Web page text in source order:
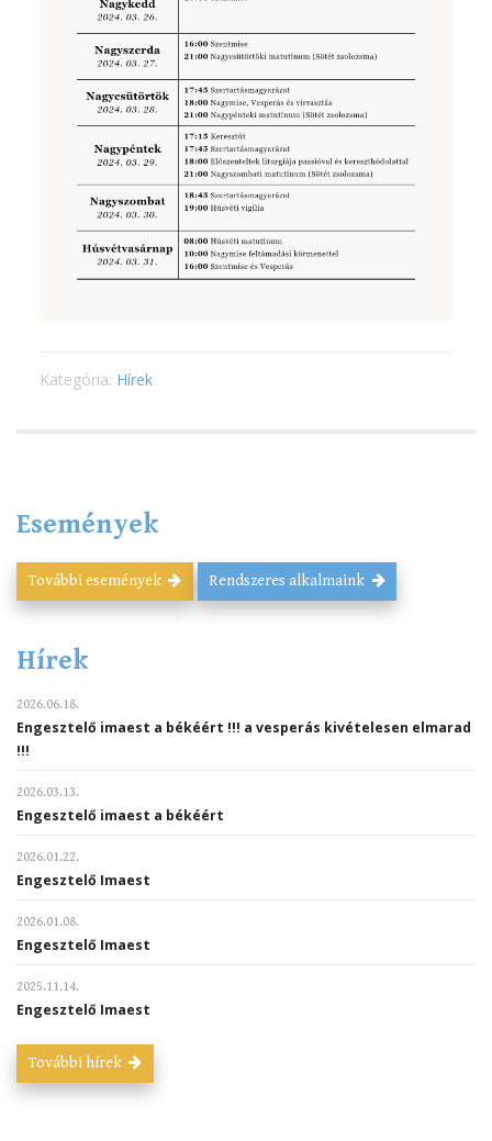
Kategória: Hírek
Események
További események Rendszeres alkalmaink
Hírek
2026.06.18.
Engesztelő imaest a békéért !!! a vesperás kivételesen elmarad
!!!
2026.03.13.
Engesztelő imaest a békéért
2026.01.22.
Engesztelő Imaest
2026.01.08.
Engesztelő Imaest
2025.11.14.
Engesztelő Imaest
További hírek